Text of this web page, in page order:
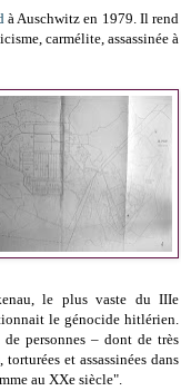
à Auschwitz en 1979. Il rend
carmélite, assassinée à
le plus vaste du IIIe
le génocide hitlérien.
personnes – dont de très
et assassinées dans
au XXe siècle".